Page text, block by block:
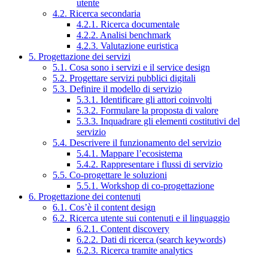
utente
4.2. Ricerca secondaria
4.2.1. Ricerca documentale
4.2.2. Analisi benchmark
4.2.3. Valutazione euristica
5. Progettazione dei servizi
5.1. Cosa sono i servizi e il service design
5.2. Progettare servizi pubblici digitali
5.3. Definire il modello di servizio
5.3.1. Identificare gli attori coinvolti
5.3.2. Formulare la proposta di valore
5.3.3. Inquadrare gli elementi costitutivi del
servizio
5.4. Descrivere il funzionamento del servizio
5.4.1. Mappare l’ecosistema
5.4.2. Rappresentare i flussi di servizio
5.5. Co-progettare le soluzioni
5.5.1. Workshop di co-progettazione
6. Progettazione dei contenuti
6.1. Cos’è il content design
6.2. Ricerca utente sui contenuti e il linguaggio
6.2.1. Content discovery
6.2.2. Dati di ricerca (search keywords)
6.2.3. Ricerca tramite analytics